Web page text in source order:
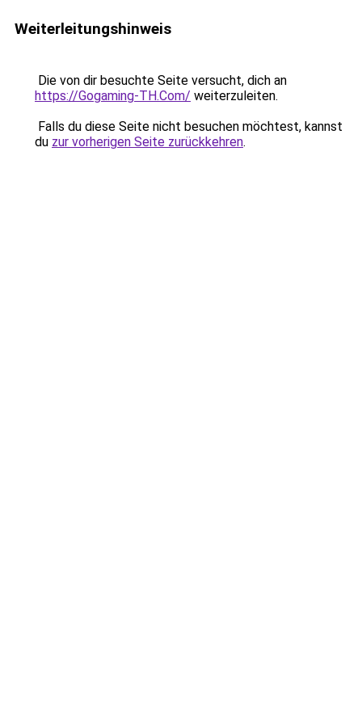
Weiterleitungshinweis
Die von dir besuchte Seite versucht, dich an
https://Gogaming-TH.Com/ weiterzuleiten.
Falls du diese Seite nicht besuchen möchtest, kannst
du zur vorherigen Seite zurückkehren.